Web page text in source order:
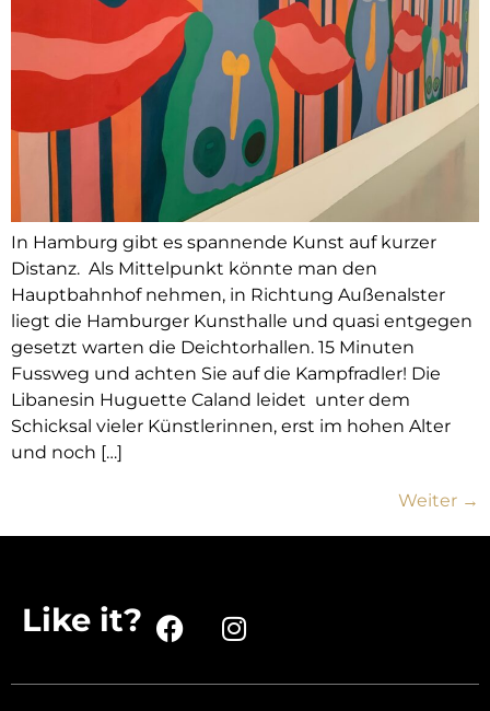
In Hamburg gibt es spannende Kunst auf kurzer
Distanz. Als Mittelpunkt könnte man den
Hauptbahnhof nehmen, in Richtung Außenalster
liegt die Hamburger Kunsthalle und quasi entgegen
gesetzt warten die Deichtorhallen. 15 Minuten
Fussweg und achten Sie auf die Kampfradler! Die
Libanesin Huguette Caland leidet unter dem
Schicksal vieler Künstlerinnen, erst im hohen Alter
und noch […]
Weiter →
Like it?